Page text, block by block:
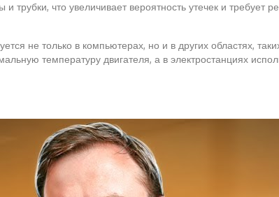
что увеличивает вероятность утечек и требует
не только в компьютерах, но и в других областях,
температуру двигателя, а в электростанциях